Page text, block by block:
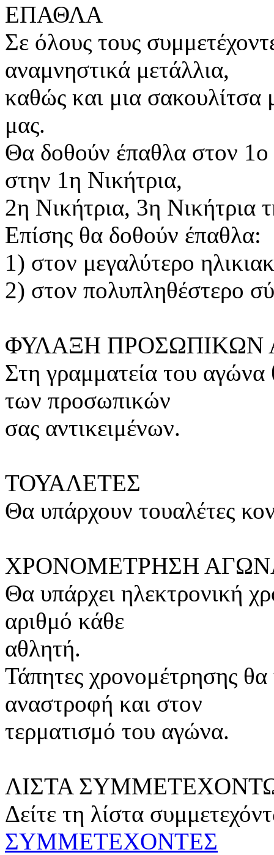
ΕΠΑΘΛΑ
Σε όλους τους
αναμνηστικά μετάλλια,
καθώς και μια σακουλίτσα
μας.
Θα δοθούν έπαθλα στον
στην 1η Νικήτρια,
2η Νικήτρια, 3η Νικήτρια
Επίσης θα δοθούν έπαθλα:
1) στον μεγαλύτερο
2) στον πολυπληθέστερο
ΦΥΛΑΞΗ ΠΡΟΣΩΠΙΚΩΝ
Στη γραμματεία του αγώνα
των προσωπικών
σας αντικειμένων.
ΤΟΥΑΛΕΤΕΣ
Θα υπάρχουν τουαλέτες
ΧΡΟΝΟΜΕΤΡΗΣΗ
Θα υπάρχει ηλεκτρονική
αριθμό κάθε
αθλητή.
Τάπητες χρονομέτρησης
αναστροφή και στον
τερματισμό του αγώνα.
ΛΙΣΤΑ
Δείτε τη λίστα
ΣΥΜΜΕΤΕΧΟΝΤΕΣ